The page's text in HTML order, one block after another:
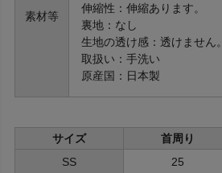
素材等
伸縮性：伸縮あります。
裏地：なし
生地の透け感：透けません。
取扱い：手洗い
原産国：日本製
サイズ 首周り
SS
25